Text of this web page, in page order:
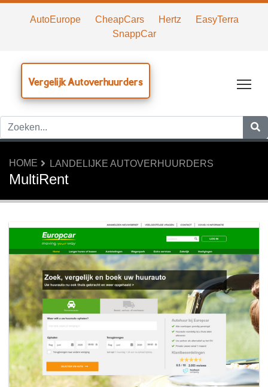
AutoEurope CheapCars Hertz
EasyTerra
SnappCar
Vergelijk Autoverhuurders
HOME LANDELIJKE AUTOVERHUURDERS
MultiRent